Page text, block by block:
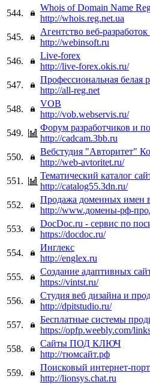
544.
Whois of Domain Name
http://whois.reg.net.ua
545.
Агентство веб-
http://webinsoft.ru
546.
Live-forex
http://live-forex.okis.ru/
547.
Профессиональная белая
http://all-reg.net
548.
VOB
http://vob.webservis.ru/
549.
Форум разработчиков и
http://cadcam.3bb.ru
550.
Вебстудия "Авторитет"
http://web-avtoritet.ru/
551.
Тематический каталог
http://catalog55.3dn.ru/
552.
Продажа доменных имен
http://www.домены-рф-
553.
DocDoc.ru - сервис по
https://docdoc.ru/
554.
Инглекс
http://englex.ru
555.
Создание адаптивных
https://vintst.ru/
556.
Студия веб дизайна и
http://dpitstudio.ru/
557.
Бесплатные системы
https://opfp.weebly.com/
558.
Сайты ПОД КЛЮЧ
http://тюмсайт.рф
559.
Поисковый интернет-
http://lionsys.chat.ru